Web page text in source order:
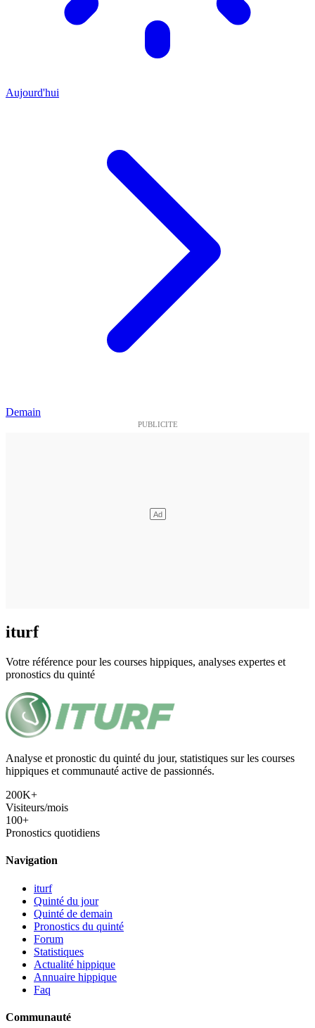
Aujourd'hui
Demain
iturf
Votre référence pour les courses hippiques, analyses expertes et
pronostics du quinté
Analyse et pronostic du quinté du jour, statistiques sur les courses
hippiques et communauté active de passionnés.
200K+
Visiteurs/mois
100+
Pronostics quotidiens
Navigation
iturf
Quinté du jour
Quinté de demain
Pronostics du quinté
Forum
Statistiques
Actualité hippique
Annuaire hippique
Faq
Communauté